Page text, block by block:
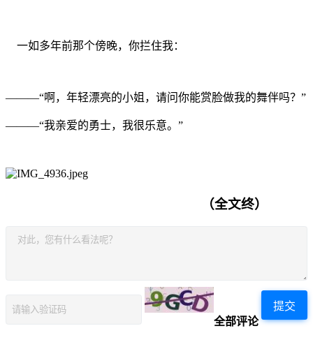
一如多年前那个傍晚，你拦住我：
———“啊，年轻漂亮的小姐，请问你能赏脸做我的舞伴吗？”
———“我亲爱的勇士，我很乐意。”
（全文终）
提交
全部评论